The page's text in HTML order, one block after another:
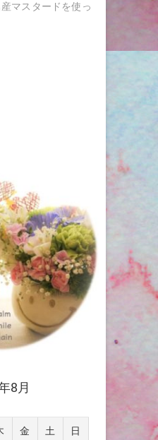
マスタードを使っ
8月
金 土 日